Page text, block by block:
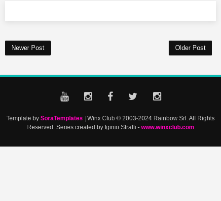
Newer Post Older Post
Template by SoraTemplates | Winx Club © 2003-2024 Rainbow Srl. All Rights
Reserved. Series created by Iginio Straffi - www.winxclub.com